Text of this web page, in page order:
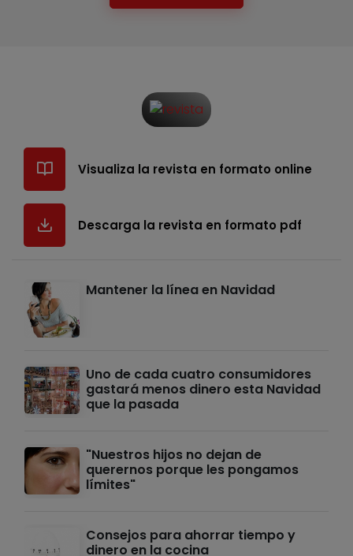
Visualiza la revista en formato online
Descarga la revista en formato pdf
Mantener la línea en Navidad
Uno de cada cuatro consumidores
gastará menos dinero esta Navidad
que la pasada
"Nuestros hijos no dejan de
querernos porque les pongamos
límites"
Consejos para ahorrar tiempo y
dinero en la cocina